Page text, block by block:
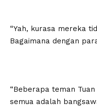
“Yah, kurasa mereka
Bagaimana dengan
“Beberapa teman
semua adalah